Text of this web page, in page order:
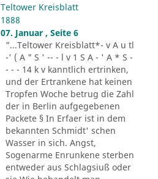
Teltower Kreisblatt
1888
07. Januar , Seite 6
"...Teltower Kreisblatt*- v A u tl
-' ( A " S ' -- - l v 1 S A - ' A * S -
- - - 14 k v kanntlich ertrinken,
und der Ertrankene hat keinen
Tropfen Woche betrug die Zahl
der in Berlin aufgegebenen
Packete § In Erfaer ist in dem
bekannten Schmidt' schen
Wasser in sich. Angst,
Sogenarme Enrunkene sterben
entweder aus Schlagsiuß oder